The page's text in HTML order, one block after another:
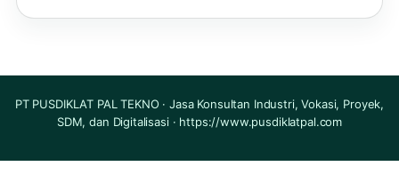
PT PUSDIKLAT PAL TEKNO · Jasa Konsultan Industri, Vokasi, Proyek,
SDM, dan Digitalisasi · https://www.pusdiklatpal.com